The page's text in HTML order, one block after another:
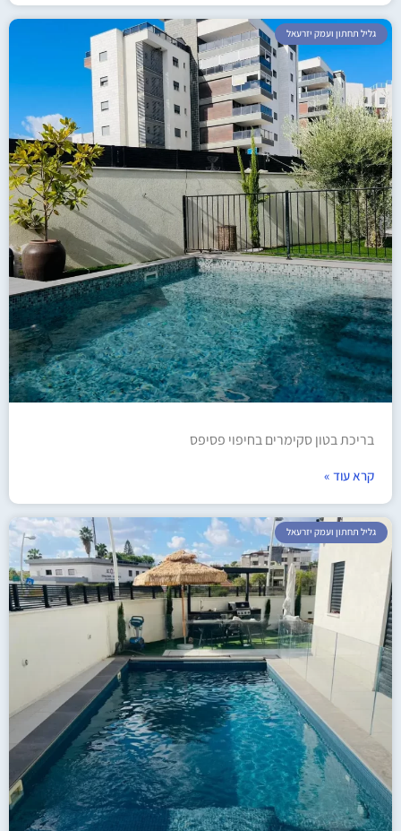
גליל תחתון ועמק יזרעאל
בריכת בטון סקימרים בחיפוי פסיפס​
קרא עוד »
גליל תחתון ועמק יזרעאל